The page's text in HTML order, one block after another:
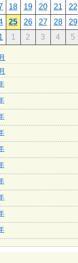
18 19 20 21 22
25 26 27 28 29
1 2 3 4 5